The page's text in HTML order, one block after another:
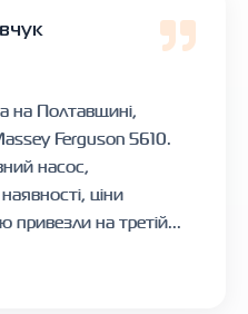
на Полтавщині,
Ferguson 5610.
насос,
ціни
на третій...